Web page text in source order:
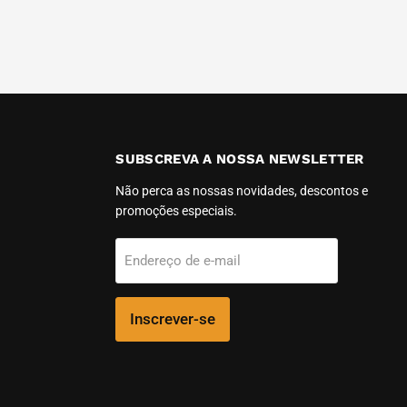
SUBSCREVA A NOSSA NEWSLETTER
Não perca as nossas novidades, descontos e
promoções especiais.
Endereço de e-mail
Inscrever-se